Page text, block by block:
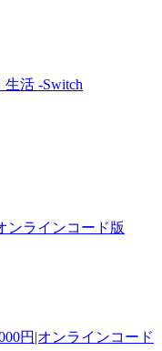
活 -Switch
ンラインコード版
円|オンラインコード